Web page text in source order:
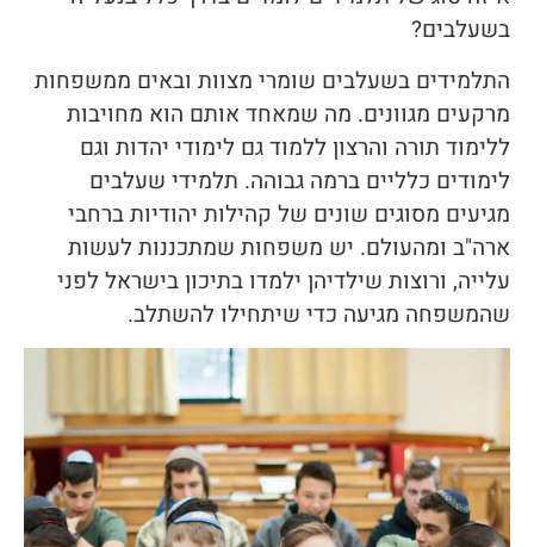
בשעלבים?
התלמידים בשעלבים שומרי מצוות ובאים ממשפחות
מרקעים מגוונים. מה שמאחד אותם הוא מחויבות
ללימוד תורה והרצון ללמוד גם לימודי יהדות וגם
לימודים כלליים ברמה גבוהה. תלמידי שעלבים
מגיעים מסוגים שונים של קהילות יהודיות ברחבי
ארה"ב ומהעולם. יש משפחות שמתכננות לעשות
עלייה, ורוצות שילדיהן ילמדו בתיכון בישראל לפני
שהמשפחה מגיעה כדי שיתחילו להשתלב.